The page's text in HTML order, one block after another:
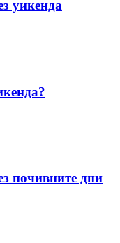
уикенда
почивните дни